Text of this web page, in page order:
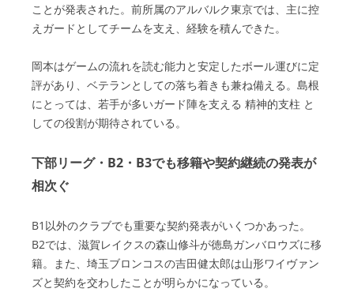
ことが発表された。前所属のアルバルク東京では、主に控
えガードとしてチームを支え、経験を積んできた。
岡本はゲームの流れを読む能力と安定したボール運びに定
評があり、ベテランとしての落ち着きも兼ね備える。島根
にとっては、若手が多いガード陣を支える 精神的支柱 と
しての役割が期待されている。
下部リーグ・B2・B3でも移籍や契約継続の発表が
相次ぐ
B1以外のクラブでも重要な契約発表がいくつかあった。
B2では、滋賀レイクスの森山修斗が徳島ガンバロウズに移
籍。また、埼玉ブロンコスの吉田健太郎は山形ワイヴァン
ズと契約を交わしたことが明らかになっている。